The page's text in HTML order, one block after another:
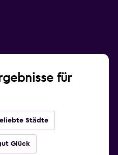
für
Städte
Glück